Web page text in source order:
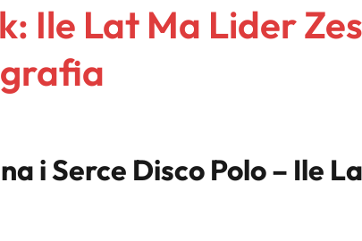
Ile Lat Ma Lider
i Serce Disco Polo – Ile